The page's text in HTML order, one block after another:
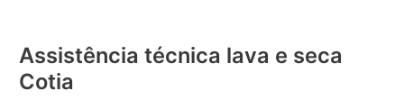
Assistência técnica lava e seca
Cotia